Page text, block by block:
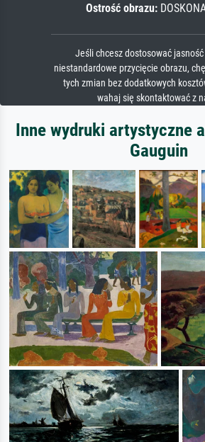
Ostrość obrazu:
Jeśli chcesz dostosować
niestandardowe przycięcie obrazu,
tych zmian bez dodatkowych
wahaj się skontaktować z
Inne wydruki artystyczne
Gauguin